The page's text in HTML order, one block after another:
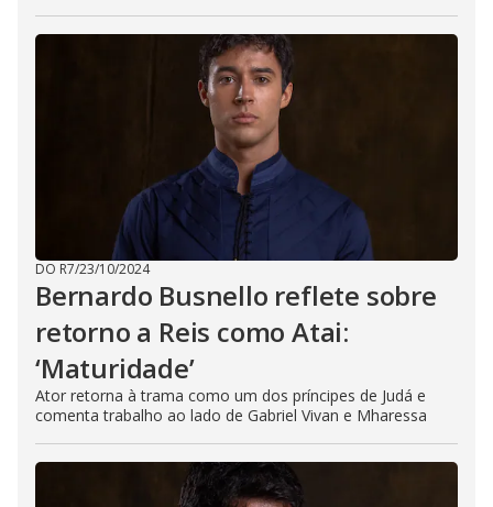
DO R7/23/10/2024
Bernardo Busnello reflete sobre
retorno a Reis como Atai:
‘Maturidade’
Ator retorna à trama como um dos príncipes de Judá e
comenta trabalho ao lado de Gabriel Vivan e Mharessa